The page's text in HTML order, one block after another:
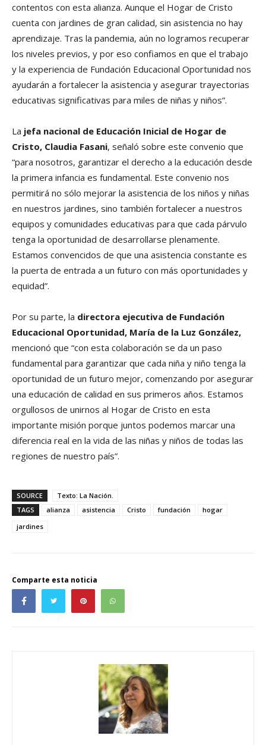
contentos con esta alianza. Aunque el Hogar de Cristo
cuenta con jardines de gran calidad, sin asistencia no hay
aprendizaje. Tras la pandemia, aún no logramos recuperar
los niveles previos, y por eso confiamos en que el trabajo
y la experiencia de Fundación Educacional Oportunidad nos
ayudarán a fortalecer la asistencia y asegurar trayectorias
educativas significativas para miles de niñas y niños”.
La jefa nacional de Educación Inicial de Hogar de
Cristo, Claudia Fasani, señaló sobre este convenio que
“para nosotros, garantizar el derecho a la educación desde
la primera infancia es fundamental. Este convenio nos
permitirá no sólo mejorar la asistencia de los niños y niñas
en nuestros jardines, sino también fortalecer a nuestros
equipos y comunidades educativas para que cada párvulo
tenga la oportunidad de desarrollarse plenamente.
Estamos convencidos de que una asistencia constante es
la puerta de entrada a un futuro con más oportunidades y
equidad”.
Por su parte, la directora ejecutiva de Fundación
Educacional Oportunidad, María de la Luz González,
mencionó que “con esta colaboración se da un paso
fundamental para garantizar que cada niña y niño tenga la
oportunidad de un futuro mejor, comenzando por asegurar
una educación de calidad en sus primeros años. Estamos
orgullosos de unirnos al Hogar de Cristo en esta
importante misión porque juntos podemos marcar una
diferencia real en la vida de las niñas y niños de todas las
regiones de nuestro país”.
SOURCE
Texto: La Nación.
TAGS
alianza asistencia Cristo fundación
hogar
jardines
Comparte esta noticia